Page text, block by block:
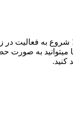
عطر رویایی از سال 1393 شروع به
میتوانید به صورت
کنید.